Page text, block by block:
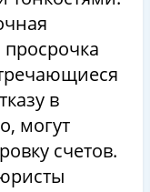
в
могут
счетов.